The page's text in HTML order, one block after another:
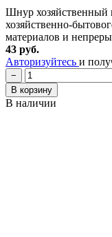
Шнур хозяйственный
хозяйственно-
материалов и
43 руб.
Авторизуйтесь и
−
В корзину
В наличии